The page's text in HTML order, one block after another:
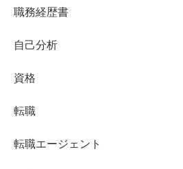
職務経歴書
自己分析
資格
転職
転職エージェント